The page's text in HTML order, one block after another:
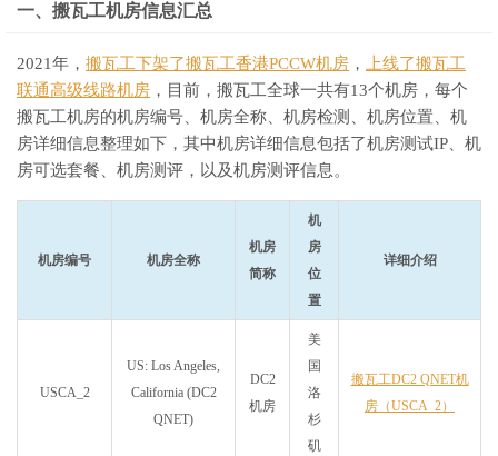
一、搬瓦工机房信息汇总
2021年， 搬瓦工下架了搬瓦工香港PCCW机房 ，
上线了搬瓦工
联通高级线路机房 ，目前，搬瓦工全球一共有13个机房，每个
搬瓦工机房的机房编号、机房全称、机房检测、机房位置、机
房详细信息整理如下，其中机房详细信息包括了机房测试IP、机
房可选套餐、机房测评，以及机房测评信息。
机房编号 机房全称
机房
简称
机
房
位
置
详细介绍
USCA_2
US: Los Angeles,
California (DC2
QNET)
DC2
机房
美
国
洛
杉
矶
搬瓦工DC2 QNET机
房（USCA_2）